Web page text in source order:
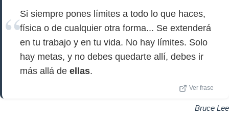
Si siempre pones límites a todo lo que haces,
física o de cualquier otra forma... Se extenderá
en tu trabajo y en tu vida. No hay límites. Solo
hay metas, y no debes quedarte allí, debes ir
más allá de ellas.
Ver frase
Bruce Lee